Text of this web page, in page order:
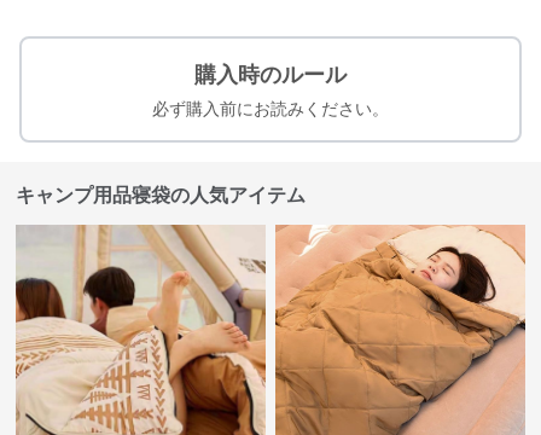
購入時のルール
必ず購入前にお読みください。
キャンプ用品寝袋の人気アイテム